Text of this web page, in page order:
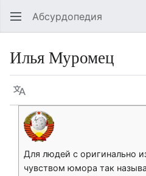
Абсурдопедия
Илья Муромец
Язык
Для людей с оригинально
чувством юмора так